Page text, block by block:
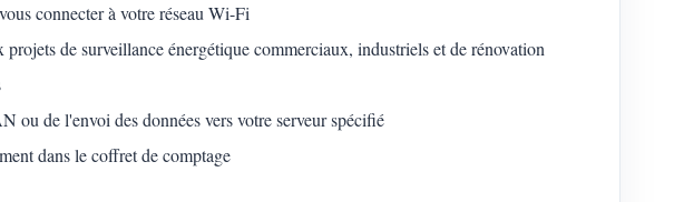
connecter à votre réseau Wi-Fi
projets de surveillance énergétique commerciaux, industriels et de rénovation
ou de l'envoi des données vers votre serveur spécifié
dans le coffret de comptage